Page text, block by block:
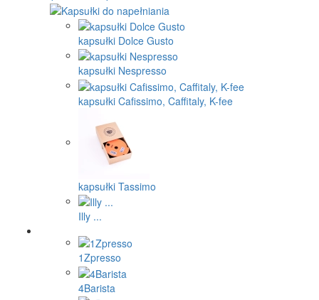
kapsułki Dolce Gusto
kapsułki Nespresso
kapsułki Cafissimo, Caffitaly, K-fee
kapsułki Tassimo
Illy ...
1Zpresso
4Barista